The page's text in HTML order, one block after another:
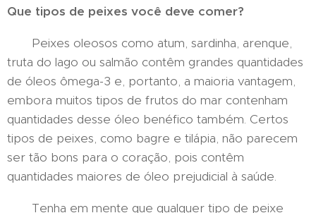
Que tipos de peixes você deve comer?
Peixes oleosos como atum, sardinha, arenque,
truta do lago ou salmão contêm grandes quantidades
de óleos ômega-3 e, portanto, a maioria vantagem,
embora muitos tipos de frutos do mar contenham
quantidades desse óleo benéfico também. Certos
tipos de peixes, como bagre e tilápia, não parecem
ser tão bons para o coração, pois contêm
quantidades maiores de óleo prejudicial à saúde.
Tenha em mente que qualquer tipo de peixe